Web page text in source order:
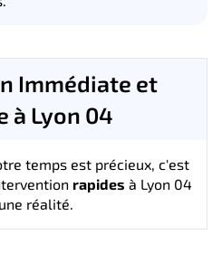
Immédiate et
à Lyon 04
temps est précieux, c'est
rapides à Lyon 04
réalité.